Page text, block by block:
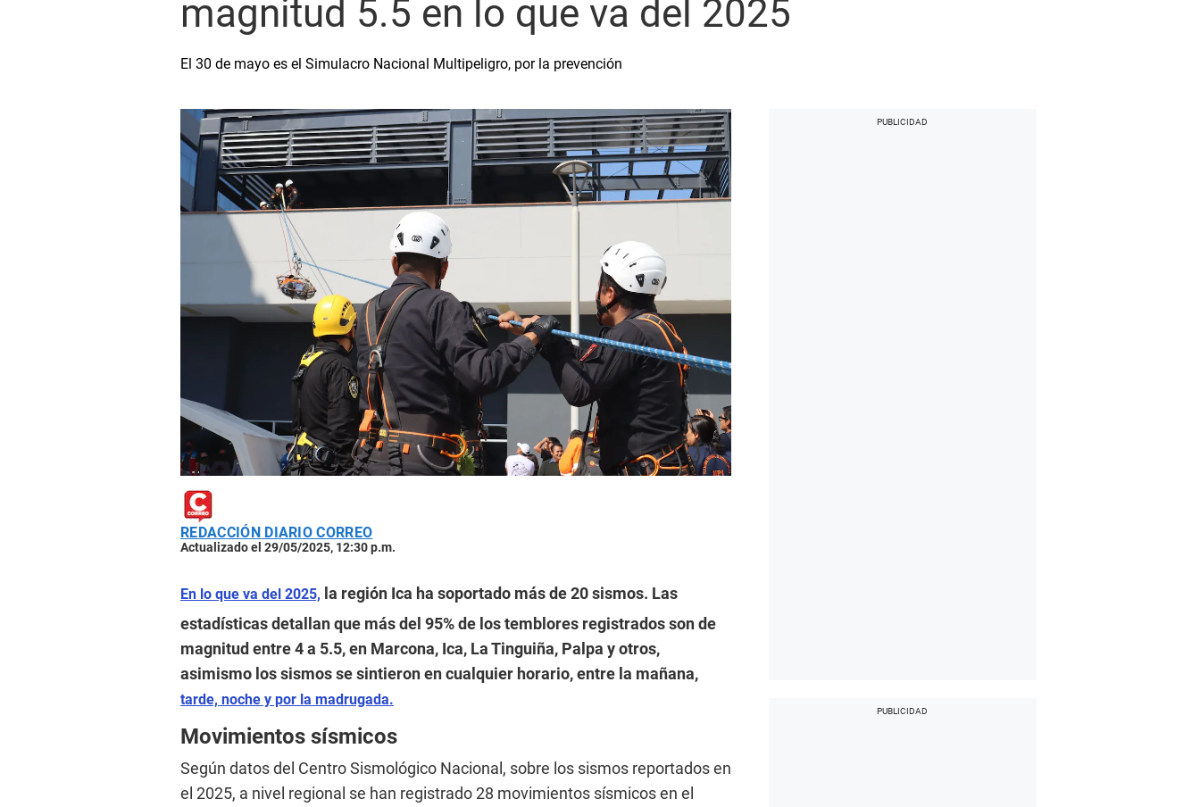
magnitud 5.5 en lo que va del 2025
El 30 de mayo es el Simulacro Nacional Multipeligro, por la prevención
REDACCIÓN DIARIO CORREO
Actualizado el 29/05/2025, 12:30 p.m.
En lo que va del 2025, la región Ica ha soportado más de 20 sismos. Las
estadísticas detallan que más del 95% de los temblores registrados son de
magnitud entre 4 a 5.5, en Marcona, Ica, La Tinguiña, Palpa y otros,
asimismo los sismos se sintieron en cualquier horario, entre la mañana,
tarde, noche y por la madrugada.
Movimientos sísmicos
Según datos del Centro Sismológico Nacional, sobre los sismos reportados en
el 2025, a nivel regional se han registrado 28 movimientos sísmicos en el